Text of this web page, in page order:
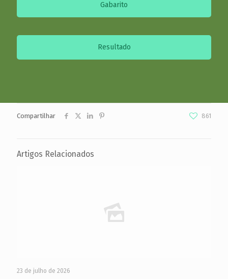
Gabarito
Resultado
Compartilhar 861
Artigos Relacionados
23 de julho de 2026